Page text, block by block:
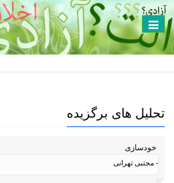
Toggle
navigation
تحلیل های برگزیده
خودسازی
- مجتبی تهرانی